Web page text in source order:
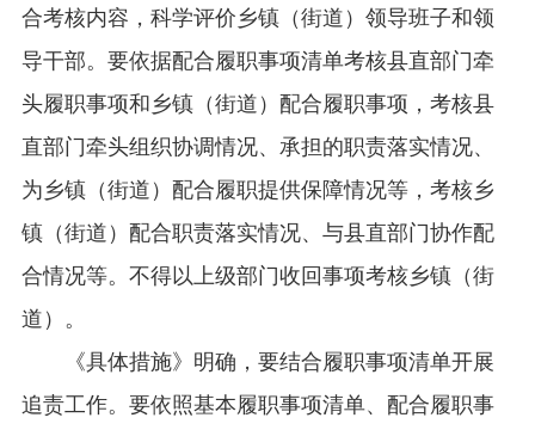
合考核内容，科学评价乡镇（街道）领导班子和领
导干部。要依据配合履职事项清单考核县直部门牵
头履职事项和乡镇（街道）配合履职事项，考核县
直部门牵头组织协调情况、承担的职责落实情况、
为乡镇（街道）配合履职提供保障情况等，考核乡
镇（街道）配合职责落实情况、与县直部门协作配
合情况等。不得以上级部门收回事项考核乡镇（街
道）。
《具体措施》明确，要结合履职事项清单开展
追责工作。要依照基本履职事项清单、配合履职事